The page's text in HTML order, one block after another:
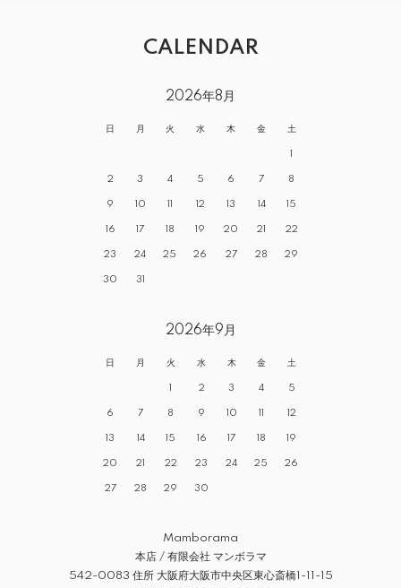
CALENDAR
2026年8月
日 月 火 水 木 金 土
1
2 3 4 5 6 7 8
9 10 11 12 13 14 15
16 17 18 19 20 21 22
23 24 25 26 27 28 29
30 31
2026年9月
日 月 火 水 木 金 土
1 2 3 4 5
6 7 8 9 10 11 12
13 14 15 16 17 18 19
20 21 22 23 24 25 26
27 28 29 30
Mamborama
本店 / 有限会社 マンボラマ
542-0083 住所 大阪府大阪市中央区東心斎橋1-11-15